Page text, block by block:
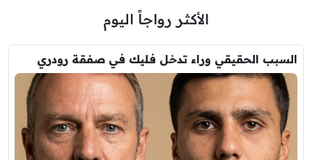
الأكثر رواجاً اليوم
السبب الحقيقي وراء تدخل فليك في صفقة رودري